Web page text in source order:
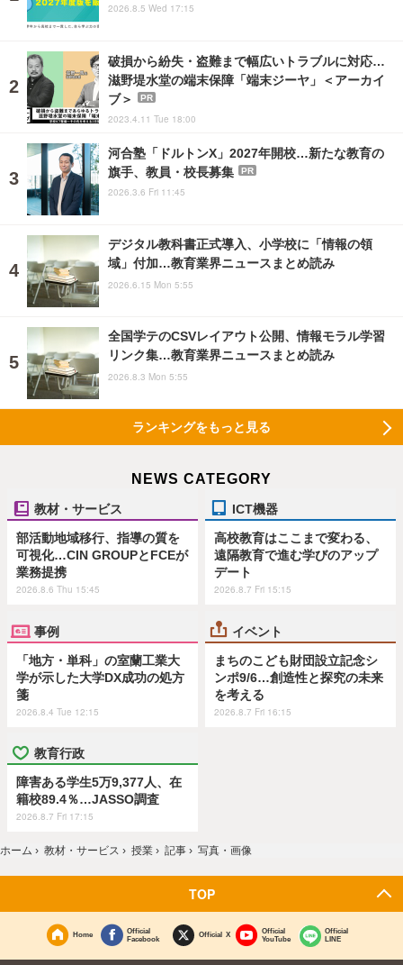
2026.8.5 Wed 17:15
破損から紛失・盗難まで幅広いトラブルに対応…
滋野堤水堂の端末保障「端末ジーヤ」＜アーカイ
ブ＞
PR
2023.4.11 Tue 18:00
河合塾「ドルトンX」2027年開校…新たな教育の
旗手、教員・校長募集
PR
2026.3.6 Fri 11:45
デジタル教科書正式導入、小学校に「情報の領
域」付加…教育業界ニュースまとめ読み
2026.6.15 Mon 5:55
全国学テのCSVレイアウト公開、情報モラル学習
リンク集…教育業界ニュースまとめ読み
2026.8.3 Mon 5:55
ランキングをもっと見る
NEWS CATEGORY
教材・サービス
部活動地域移行、指導の質を
可視化…CIN GROUPとFCEが
業務提携
2026.8.6 Thu 15:45
ICT機器
高校教育はここまで変わる、
遠隔教育で進む学びのアップ
デート
2026.8.7 Fri 15:15
事例
「地方・単科」の室蘭工業大
学が示した大学DX成功の処方
箋
2026.8.4 Tue 12:15
イベント
まちのこども財団設立記念シ
ンポ9/6…創造性と探究の未来
を考える
2026.8.7 Fri 16:15
教育行政
障害ある学生5万9,377人、在
籍校89.4％…JASSO調査
2026.8.7 Fri 17:15
ホーム › 教材・サービス › 授業 › 記事 › 写真・画像
TOP
Home
Official
Facebook
Official X
Official
YouTube
Official
LINE